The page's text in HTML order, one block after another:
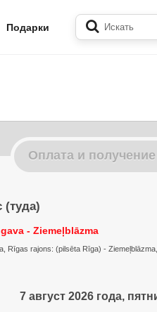
Подарки
Оплата и
- Ziemeļblāzma
Rīgas rajons: (pilsēta Rīga) -
7 август 2026 года,